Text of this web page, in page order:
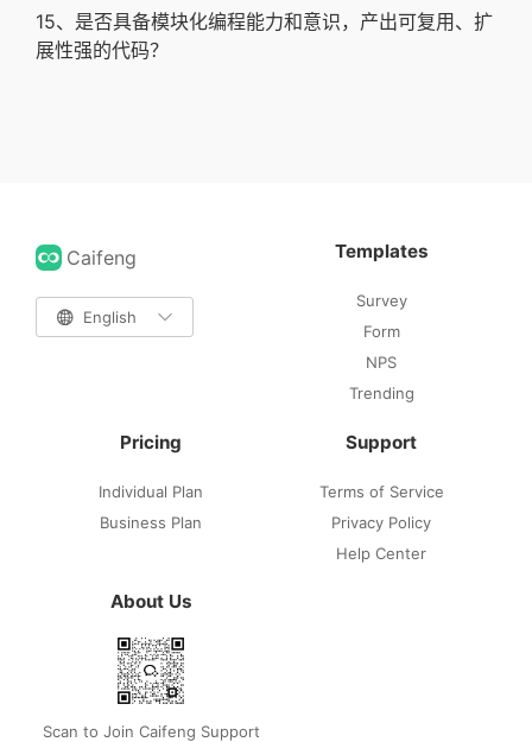
15、是否具备模块化编程能力和意识，产出可复用、扩
展性强的代码？
Caifeng
 English 
Templates
Survey
Form
NPS
Trending
Pricing
Individual Plan
Business Plan
Support
Terms of Service
Privacy Policy
Help Center
About Us
Scan to Join Caifeng Support